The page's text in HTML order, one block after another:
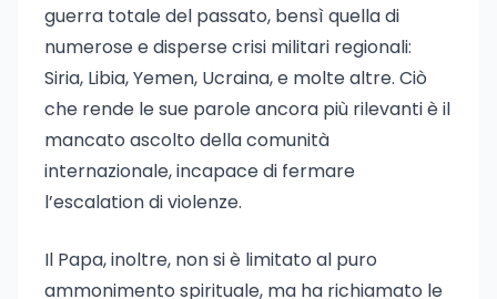
guerra totale del passato, bensì quella di
numerose e disperse crisi militari regionali:
Siria, Libia, Yemen, Ucraina, e molte altre. Ciò
che rende le sue parole ancora più rilevanti è il
mancato ascolto della comunità
internazionale, incapace di fermare
l’escalation di violenze.
Il Papa, inoltre, non si è limitato al puro
ammonimento spirituale, ma ha richiamato le